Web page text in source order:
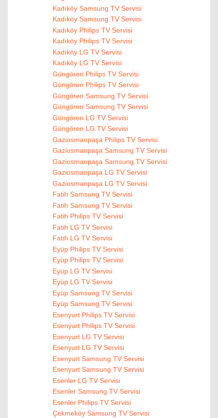
Kadıköy Samsung TV Servisi
Kadıköy Samsung TV Servisi
Kadıköy Philips TV Servisi
Kadıköy Philips TV Servisi
Kadıköy LG TV Servisi
Kadıköy LG TV Servisi
Güngören Philips TV Servisi
Güngören Philips TV Servisi
Güngören Samsung TV Servisi
Güngören Samsung TV Servisi
Güngören LG TV Servisi
Güngören LG TV Servisi
Gaziosmanpaşa Philips TV Servisi
Gaziosmanpaşa Samsung TV Servisi
Gaziosmanpaşa Samsung TV Servisi
Gaziosmanpaşa LG TV Servisi
Gaziosmanpaşa LG TV Servisi
Fatih Samsung TV Servisi
Fatih Samsung TV Servisi
Fatih Philips TV Servisi
Fatih LG TV Servisi
Fatih LG TV Servisi
Eyüp Philips TV Servisi
Eyüp Philips TV Servisi
Eyüp LG TV Servisi
Eyüp LG TV Servisi
Eyüp Samsung TV Servisi
Eyüp Samsung TV Servisi
Esenyurt Philips TV Servisi
Esenyurt Philips TV Servisi
Esenyurt LG TV Servisi
Esenyurt LG TV Servisi
Esenyurt Samsung TV Servisi
Esenyurt Samsung TV Servisi
Esenler LG TV Servisi
Esenler Samsung TV Servisi
Esenler Philips TV Servisi
Çekmeköy Samsung TV Servisi